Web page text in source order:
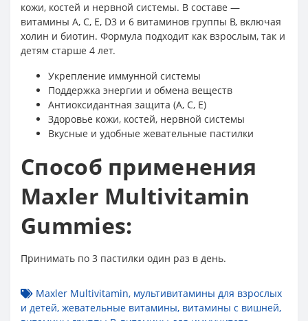
кожи, костей и нервной системы. В составе —
витамины A, C, E, D3 и 6 витаминов группы B, включая
холин и биотин. Формула подходит как взрослым, так и
детям старше 4 лет.
Укрепление иммунной системы
Поддержка энергии и обмена веществ
Антиоксидантная защита (A, C, E)
Здоровье кожи, костей, нервной системы
Вкусные и удобные жевательные пастилки
Способ применения
Maxler Multivitamin
Gummies:
Принимать по 3 пастилки один раз в день.
Maxler Multivitamin, мультивитамины для взрослых
и детей, жевательные витамины, витамины с вишней,